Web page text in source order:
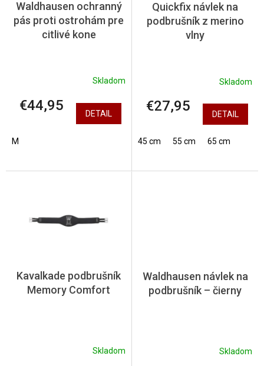
Waldhausen ochranný
pás proti ostrohám pre
citlivé kone
Skladom
€44,95 DETAIL
M
Quickfix návlek na
podbrušník z merino
vlny
Skladom
€27,95 DETAIL
45 cm 55 cm 65 cm
Kavalkade podbrušník
Memory Comfort
Skladom
Waldhausen návlek na
podbrušník – čierny
Skladom